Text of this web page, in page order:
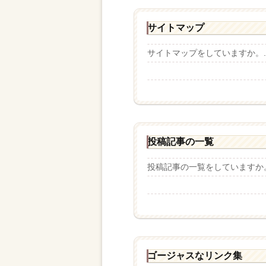
サイトマップ
サイトマップをしていますか。
投稿記事の一覧
投稿記事の一覧をしていますか
ゴージャスなリンク集